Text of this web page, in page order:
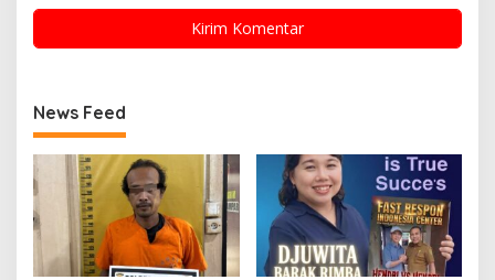
News Feed